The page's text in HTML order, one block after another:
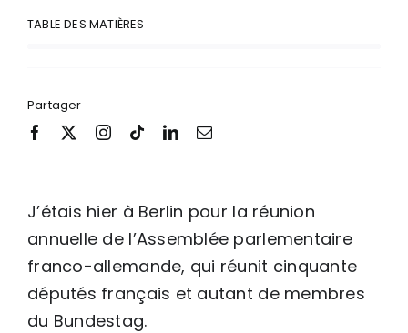
TABLE DES MATIÈRES
Partager
J’étais hier à Berlin pour la réunion
annuelle de l’Assemblée parlementaire
franco-allemande, qui réunit cinquante
députés français et autant de membres
du Bundestag.